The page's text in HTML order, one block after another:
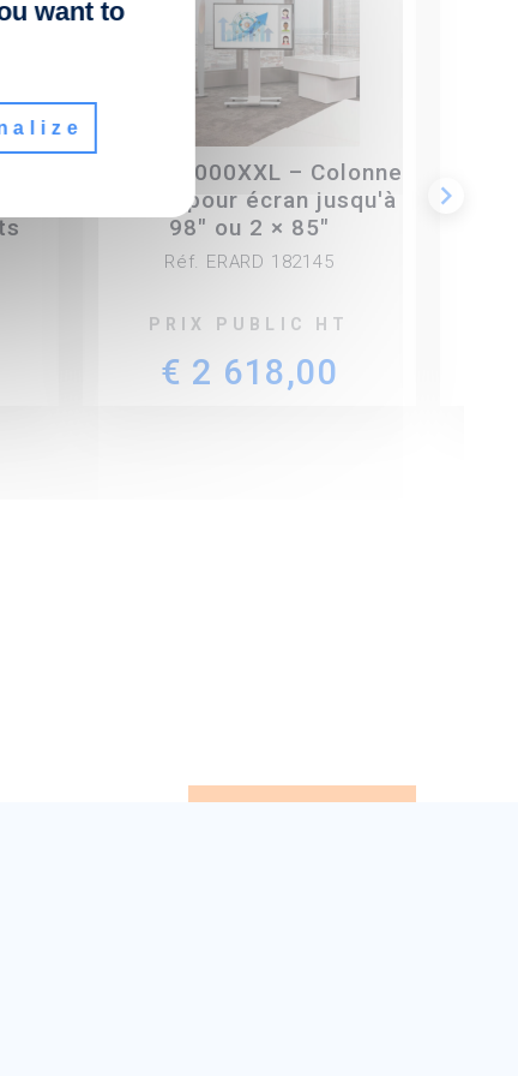
keyboard_arrow_right
KROSS 2000XXL – Colonne
mobile pour écran jusqu'à
98" ou 2 × 85"
Réf. ERARD 182145
PRIX PUBLIC HT
€ 2 618,00
want to